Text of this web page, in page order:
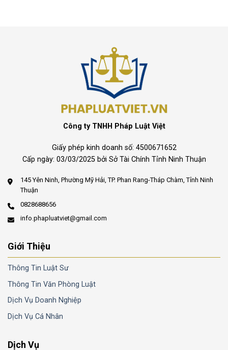
Công ty TNHH Pháp Luật Việt
Giấy phép kinh doanh số: 4500671652
Cấp ngày: 03/03/2025 bởi Sở Tài Chính Tỉnh Ninh Thuận
145 Yên Ninh, Phường Mỹ Hải, TP. Phan Rang-Tháp Chàm, Tỉnh Ninh
Thuận
0828688656
info.phapluatviet@gmail.com
Giới Thiệu
Thông Tin Luật Sư
Thông Tin Văn Phòng Luật
Dịch Vụ Doanh Nghiệp
Dịch Vụ Cá Nhân
Dịch Vụ